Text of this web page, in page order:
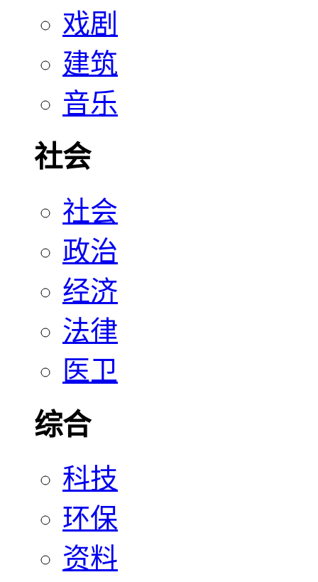
戏剧
建筑
音乐
社会
社会
政治
经济
法律
医卫
综合
科技
环保
资料